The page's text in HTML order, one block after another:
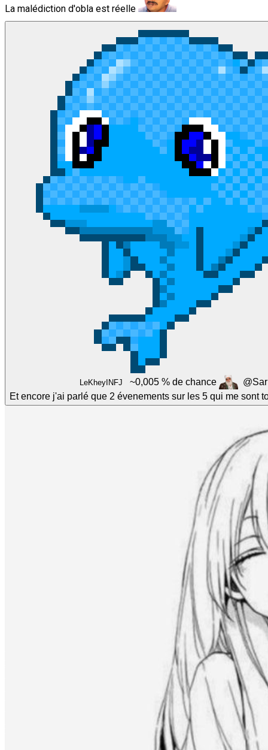
La malédiction d'obla est réelle
LeKheyINFJ ~0,005 % de chance
Et encore j'ai parlé que 2 évenements sur les 5 qui me sont